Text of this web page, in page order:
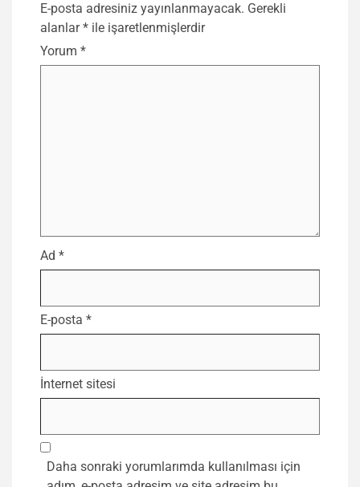
E-posta adresiniz yayınlanmayacak. Gerekli
alanlar* ile işaretlenmişlerdir
Yorum *
Ad *
E-posta *
İnternet sitesi
Daha sonraki yorumlarımda kullanılması için